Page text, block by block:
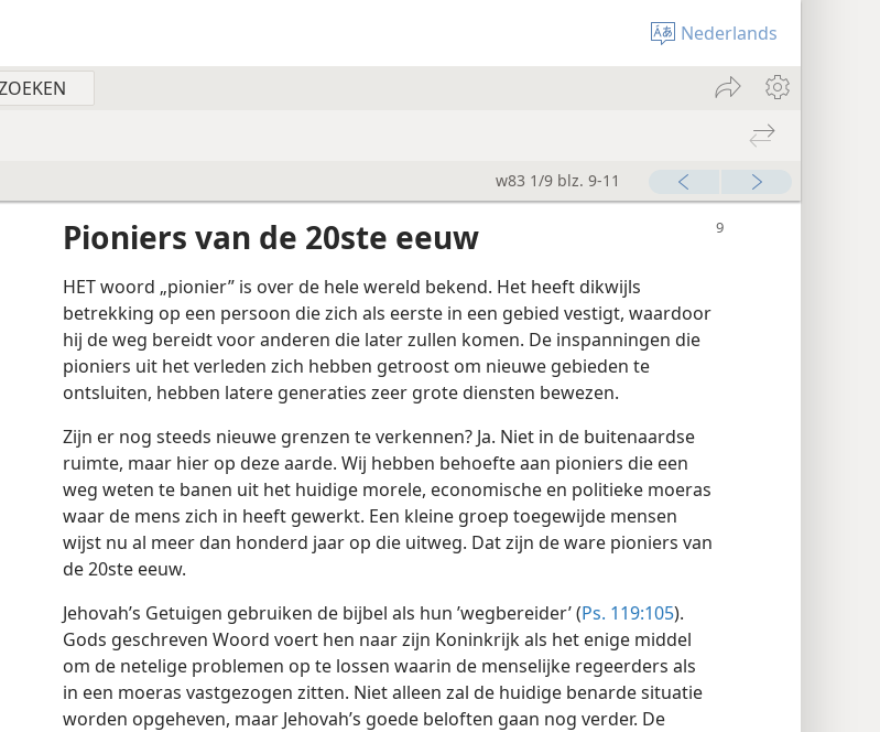
Nederlands
w83 1/9 blz. 9-11
Pioniers van de 20ste eeuw
HET woord „pionier” is over de hele wereld bekend. Het heeft dikwijls
betrekking op een persoon die zich als eerste in een gebied vestigt, waardoor
hij de weg bereidt voor anderen die later zullen komen. De inspanningen die
pioniers uit het verleden zich hebben getroost om nieuwe gebieden te
ontsluiten, hebben latere generaties zeer grote diensten bewezen.
Zijn er nog steeds nieuwe grenzen te verkennen? Ja. Niet in de buitenaardse
ruimte, maar hier op deze aarde. Wij hebben behoefte aan pioniers die een
weg weten te banen uit het huidige morele, economische en politieke moeras
waar de mens zich in heeft gewerkt. Een kleine groep toegewijde mensen
wijst nu al meer dan honderd jaar op die uitweg. Dat zijn de ware pioniers van
de 20ste eeuw.
Jehovah’s Getuigen gebruiken de bijbel als hun ’wegbereider’ (Ps. 119:105).
Gods geschreven Woord voert hen naar zijn Koninkrijk als het enige middel
om de netelige problemen op te lossen waarin de menselijke regeerders als
in een moeras vastgezogen zitten. Niet alleen zal de huidige benarde situatie
worden opgeheven, maar Jehovah’s goede beloften gaan nog verder. De